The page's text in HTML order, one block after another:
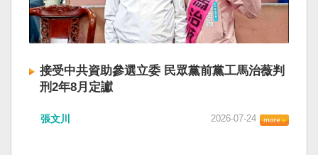
接受中共資助參選立委 民眾黨前黨工馬治薇判
刑2年8月定讞
張文川 2026-07-24